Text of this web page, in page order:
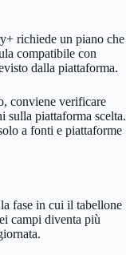
richiede un piano che
compatibile con
dalla piattaforma.
conviene verificare
piattaforma scelta.
a fonti e piattaforme
fase in cui il tabellone
campi diventa più